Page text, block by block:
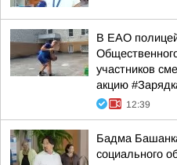
В ЕАО
участников
акцию
12:39
Бадма
социального